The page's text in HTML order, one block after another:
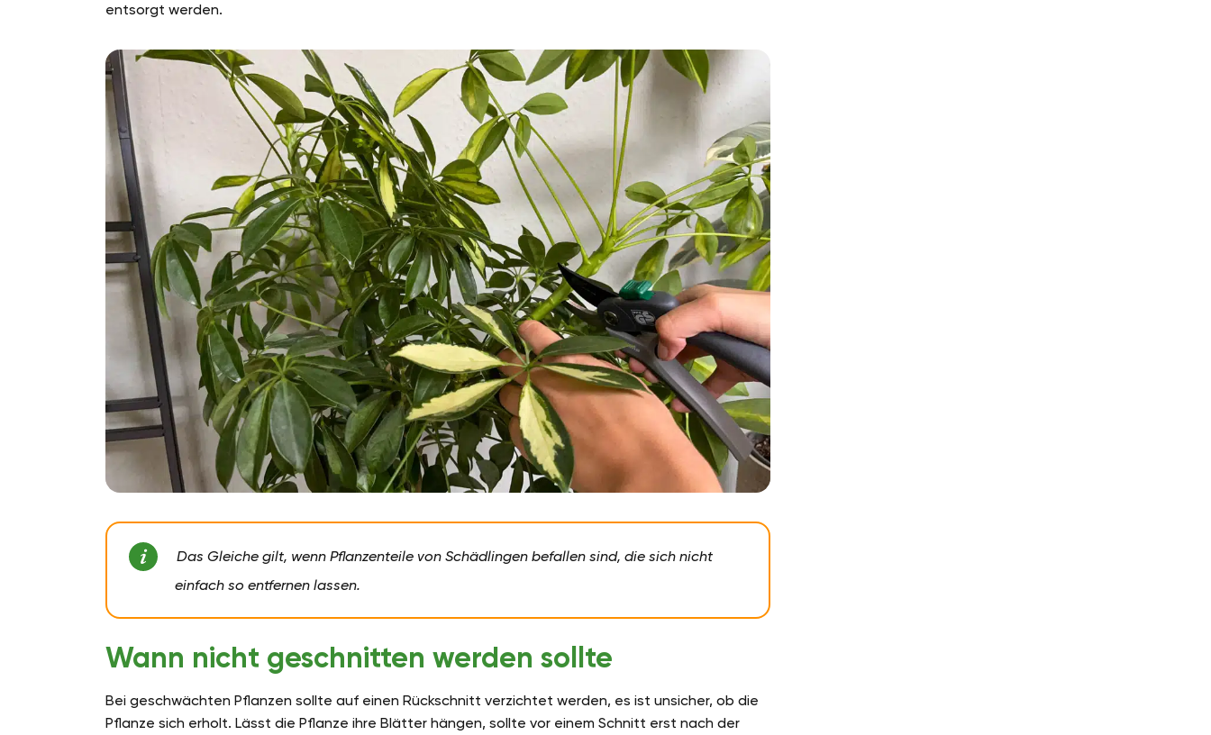
entsorgt werden.
Das Gleiche gilt, wenn Pflanzenteile von Schädlingen befallen sind, die sich nicht
einfach so entfernen lassen.
Wann nicht geschnitten werden sollte
Bei geschwächten Pflanzen sollte auf einen Rückschnitt verzichtet werden, es ist unsicher, ob die
Pflanze sich erholt. Lässt die Pflanze ihre Blätter hängen, sollte vor einem Schnitt erst nach der